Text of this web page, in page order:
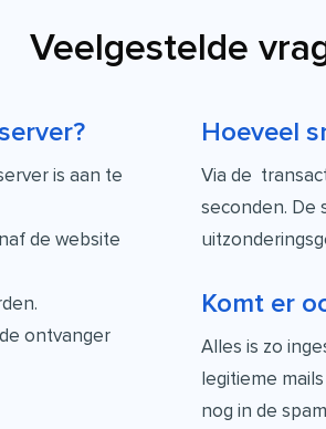
Veelgestelde
is aan te
de website
ontvanger
Hoeveel
Via de
seconden. De
Komt er
Alles is zo
legitieme
nog in de